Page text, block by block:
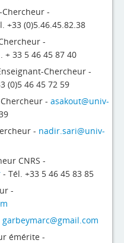
-
+33 (0)5.46.45.82.38
-
+ 33 5 46 45 87 40
Chercheur -
(0)5 46 45 72 59
- asakout@univ-
- nadir.sari@univ-
CNRS -
- Tél. +33 5 46 45 83 85
-
garbeymarc@gmail.com
émérite -